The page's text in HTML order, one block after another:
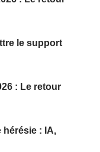
le support
: Le retour
hérésie : IA,